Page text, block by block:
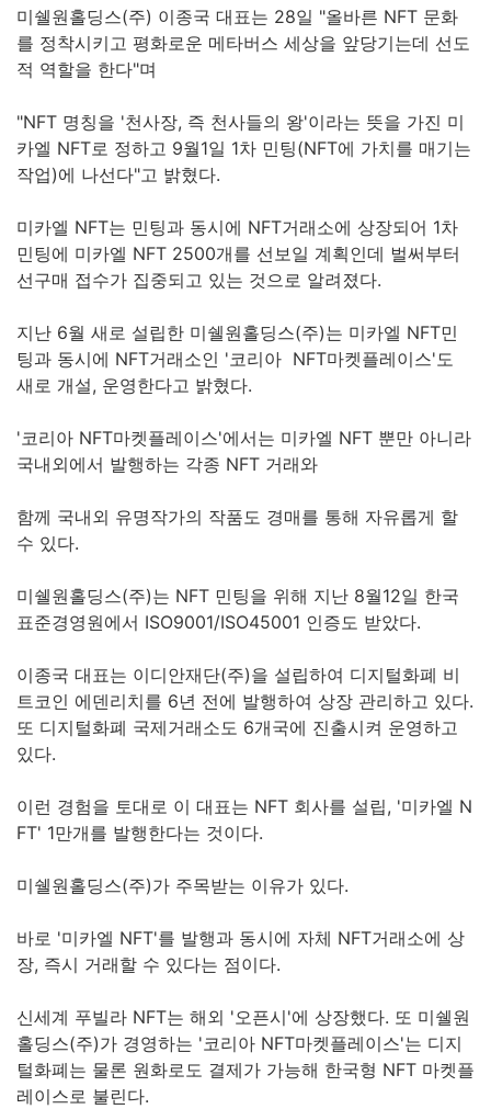
미쉘원홀딩스(주) 이종국 대표는 28일 "올바른 NFT 문화
를 정착시키고 평화로운 메타버스 세상을 앞당기는데 선도
적 역할을 한다"며
"NFT 명칭을 '천사장, 즉 천사들의 왕'이라는 뜻을 가진 미
카엘 NFT로 정하고 9월1일 1차 민팅(NFT에 가치를 매기는
작업)에 나선다"고 밝혔다.
미카엘 NFT는 민팅과 동시에 NFT거래소에 상장되어 1차
민팅에 미카엘 NFT 2500개를 선보일 계획인데 벌써부터
선구매 접수가 집중되고 있는 것으로 알려졌다.
지난 6월 새로 설립한 미쉘원홀딩스(주)는 미카엘 NFT민
팅과 동시에 NFT거래소인 '코리아 NFT마켓플레이스'도
새로 개설, 운영한다고 밝혔다.
'코리아 NFT마켓플레이스'에서는 미카엘 NFT 뿐만 아니라
국내외에서 발행하는 각종 NFT 거래와
함께 국내외 유명작가의 작품도 경매를 통해 자유롭게 할
수 있다.
미쉘원홀딩스(주)는 NFT 민팅을 위해 지난 8월12일 한국
표준경영원에서 ISO9001/ISO45001 인증도 받았다.
이종국 대표는 이디안재단(주)을 설립하여 디지털화폐 비
트코인 에덴리치를 6년 전에 발행하여 상장 관리하고 있다.
또 디지털화폐 국제거래소도 6개국에 진출시켜 운영하고
있다.
이런 경험을 토대로 이 대표는 NFT 회사를 설립, '미카엘 N
FT' 1만개를 발행한다는 것이다.
미쉘원홀딩스(주)가 주목받는 이유가 있다.
바로 '미카엘 NFT'를 발행과 동시에 자체 NFT거래소에 상
장, 즉시 거래할 수 있다는 점이다.
신세계 푸빌라 NFT는 해외 '오픈시'에 상장했다. 또 미쉘원
홀딩스(주)가 경영하는 '코리아 NFT마켓플레이스'는 디지
털화폐는 물론 원화로도 결제가 가능해 한국형 NFT 마켓플
레이스로 불린다.